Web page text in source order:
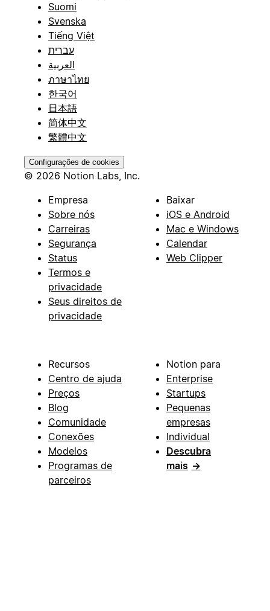
Suomi
Svenska
Tiếng Việt
עברית
العربية
ภาษาไทย
한국어
日本語
简体中文
繁體中文
Configurações de cookies
© 2026 Notion Labs, Inc.
Empresa
Sobre nós
Carreiras
Segurança
Status
Termos e
privacidade
Seus direitos de
privacidade
Baixar
iOS e Android
Mac e Windows
Calendar
Web Clipper
Recursos
Centro de ajuda
Preços
Blog
Comunidade
Conexões
Modelos
Programas de
parceiros
Notion para
Enterprise
Startups
Pequenas
empresas
Individual
Descubra
mais →